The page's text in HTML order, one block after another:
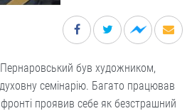
був художником,
семінарію. Багато працював
проявив себе як безстрашний